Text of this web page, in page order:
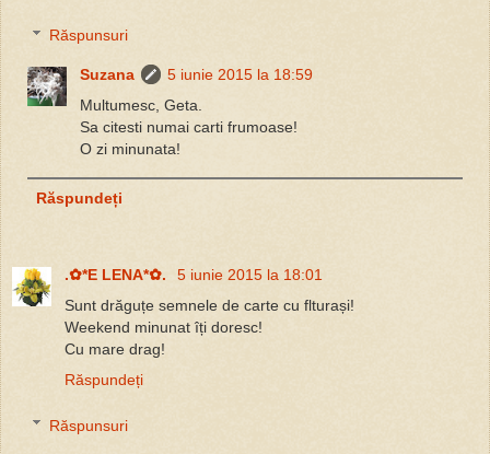
Răspunsuri
Suzana
5 iunie 2015 la 18:59
Multumesc, Geta.
Sa citesti numai carti frumoase!
O zi minunata!
Răspundeți
.✿*E LENA*✿.
5 iunie 2015 la 18:01
Sunt drăguțe semnele de carte cu flturași!
Weekend minunat îți doresc!
Cu mare drag!
Răspundeți
Răspunsuri